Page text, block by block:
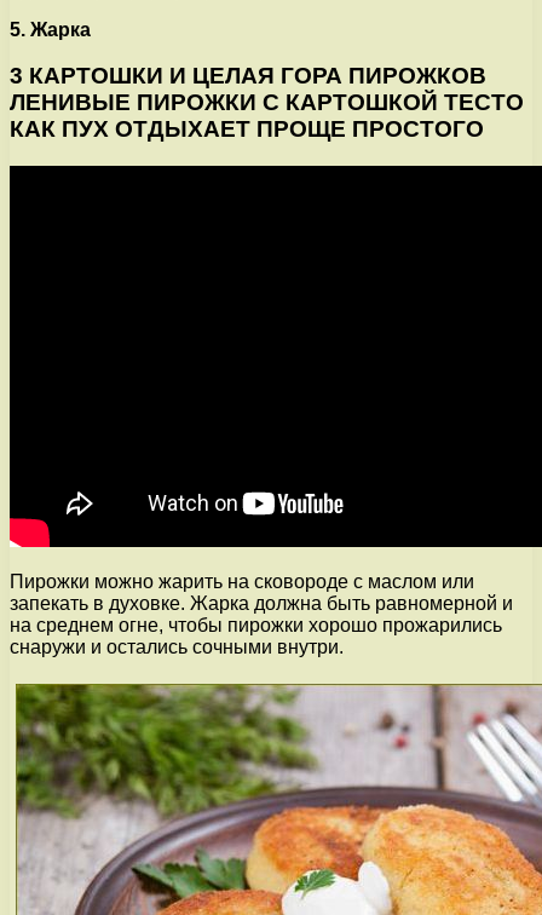
5. Жарка
3 КАРТОШКИ И ЦЕЛАЯ ГОРА ПИРОЖКОВ
ЛЕНИВЫЕ ПИРОЖКИ С КАРТОШКОЙ ТЕСТО
КАК ПУХ ОТДЫХАЕТ ПРОЩЕ ПРОСТОГО
Пирожки можно жарить на сковороде с маслом или
запекать в духовке. Жарка должна быть равномерной и
на среднем огне, чтобы пирожки хорошо прожарились
снаружи и остались сочными внутри.